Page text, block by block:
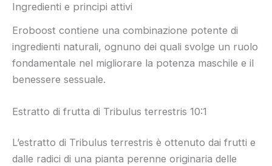
Ingredienti e principi attivi
Eroboost contiene una combinazione potente di
ingredienti naturali, ognuno dei quali svolge un ruolo
fondamentale nel migliorare la potenza maschile e il
benessere sessuale.
Estratto di frutta di Tribulus terrestris 10:1
L’estratto di Tribulus terrestris è ottenuto dai frutti e
dalle radici di una pianta perenne originaria delle